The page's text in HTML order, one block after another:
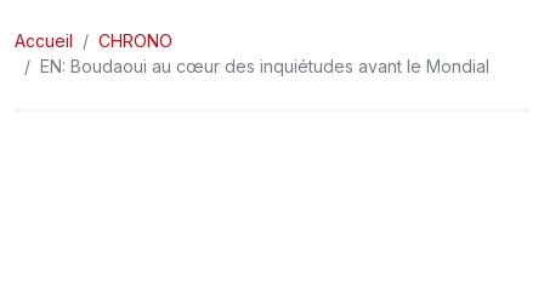
LIGUE 2
Accueil
CHRONO
EN: Boudaoui au cœur des inquiétudes avant le Mondial